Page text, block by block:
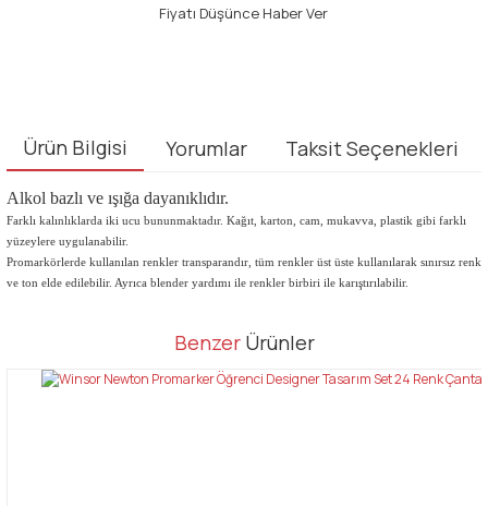
Fiyatı Düşünce Haber Ver
Ürün Bilgisi Yorumlar Taksit Seçenekleri
Alkol bazlı ve ışığa dayanıklıdır.
Farklı kalınlıklarda iki ucu bununmaktadır. Kağıt, karton, cam, mukavva, plastik gibi farklı
yüzeylere uygulanabilir.
Promarkörlerde kullanılan renkler transparandır, tüm renkler üst üste kullanılarak sınırsız renk
ve ton elde edilebilir. Ayrıca blender yardımı ile renkler birbiri ile karıştırılabilir.
Bu ürüne ilk yorumu siz yapın!
Bu ürünün fiyat bilgisi, resim, ürün açıklamalarında ve diğer
tarafımıza iletebilirsiniz.
Benzer Ürünler